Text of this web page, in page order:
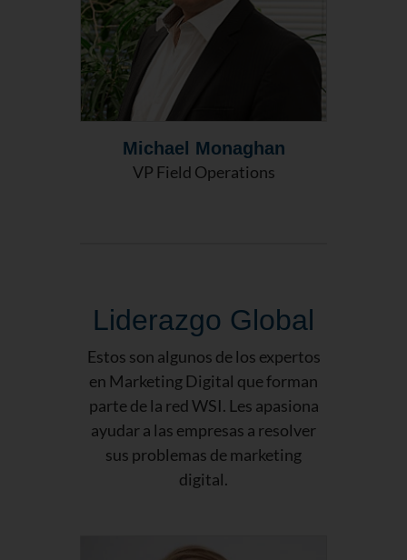
Michael Monaghan
VP Field Operations
Liderazgo Global
Estos son algunos de los expertos
en Marketing Digital que forman
parte de la red WSI. Les apasiona
ayudar a las empresas a resolver
sus problemas de marketing
digital.